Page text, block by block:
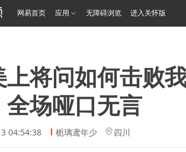
网易首页 应用 无障碍浏览 进入关怀版
上将问如何击败
全场哑口无言
04:54:38 栀璃鸢年少 四川